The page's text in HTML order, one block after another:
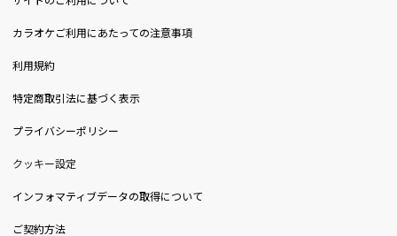
カラオケご利用にあたっての注意事項
利用規約
特定商取引法に基づく表示
プライバシーポリシー
クッキー設定
インフォマティブデータの取得について
ご契約方法